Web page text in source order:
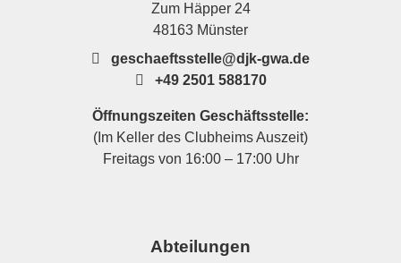
Zum Häpper 24
48163 Münster
geschaeftsstelle@djk-gwa.de
+49 2501 588170
Öffnungszeiten Geschäftsstelle:
(Im Keller des Clubheims Auszeit)
Freitags von 16:00 – 17:00 Uhr
Abteilungen